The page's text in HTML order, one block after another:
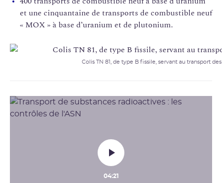
et une cinquantaine de transports de combustible neuf
« MOX » à base d’uranium et de plutonium.
Colis TN 81, de type B fissile, servant au transport
04:21